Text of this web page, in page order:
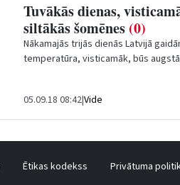
Tuvākās dienas,
siltākās šomēnes (0)
Nākamajās trijās dienās Latvijā
temperatūra, visticamāk, būs
05.09.18 08:42|Vide
Ētikas kodekss Privātuma